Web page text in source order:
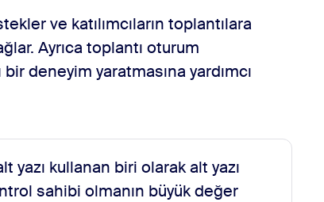
ve katılımcıların toplantılara
Ayrıca toplantı oturum
deneyim yaratmasına yardımcı
yazı kullanan biri olarak alt yazı
sahibi olmanın büyük değer